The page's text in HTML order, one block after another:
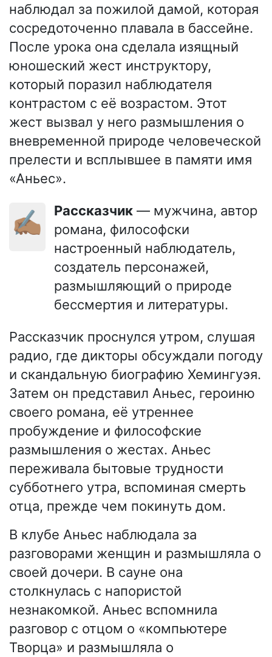
наблюдал за пожилой дамой, которая
сосредоточенно плавала в бассейне.
После урока она сделала изящный
юношеский жест инструктору,
который поразил наблюдателя
контрастом с её возрастом. Этот
жест вызвал у него размышления о
вневременной природе человеческой
прелести и всплывшее в памяти имя
«Аньес».
✍🏽 Рассказчик — мужчина, автор
романа, философски
настроенный наблюдатель,
создатель персонажей,
размышляющий о природе
бессмертия и литературы.
Рассказчик проснулся утром, слушая
радио, где дикторы обсуждали погоду
и скандальную биографию Хемингуэя.
Затем он представил Аньес, героиню
своего романа, её утреннее
пробуждение и философские
размышления о жестах. Аньес
переживала бытовые трудности
субботнего утра, вспоминая смерть
отца, прежде чем покинуть дом.
В клубе Аньес наблюдала за
разговорами женщин и размышляла о
своей дочери. В сауне она
столкнулась с напористой
незнакомкой. Аньес вспомнила
разговор с отцом о «компьютере
Творца» и размышляла о